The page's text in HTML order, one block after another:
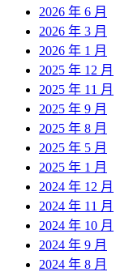
2026 年 6 月
2026 年 3 月
2026 年 1 月
2025 年 12 月
2025 年 11 月
2025 年 9 月
2025 年 8 月
2025 年 5 月
2025 年 1 月
2024 年 12 月
2024 年 11 月
2024 年 10 月
2024 年 9 月
2024 年 8 月